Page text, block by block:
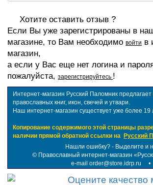
Хотите оставить отзыв ?
Если Вы уже зарегистрированы в
магазине, то Вам необходимо войти в
магазин,
а если у Вас еще нет логина и
пожалуйста, зарегистрируйтесь !
Интернет-магазин Русский Паломник
православных книг, икон, свечей и утвари.
Наш интернет-магазин существует уже более 19
Копирование содержимого этой страницы
наличии прямой обратной ссылки на Русский
Нашли ошибку? - Выделите и
© Православный интернет-магазин
e-mail order@store.idrp.ru •